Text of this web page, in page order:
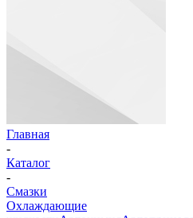
Главная
-
Каталог
-
Смазки
Охлаждающие